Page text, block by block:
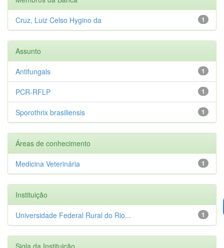
1
Cruz, Luiz Celso Hygino da
Assunto
1
Antifungals
1
PCR-RFLP
1
Sporothrix brasiliensis
Áreas de conhecimento
1
Medicina Veterinária
Instituição
1
Universidade Federal Rural do Rio...
Sigla da Instituição